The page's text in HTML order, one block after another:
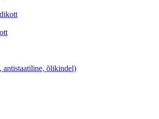
antistaatiline, õlikindel)